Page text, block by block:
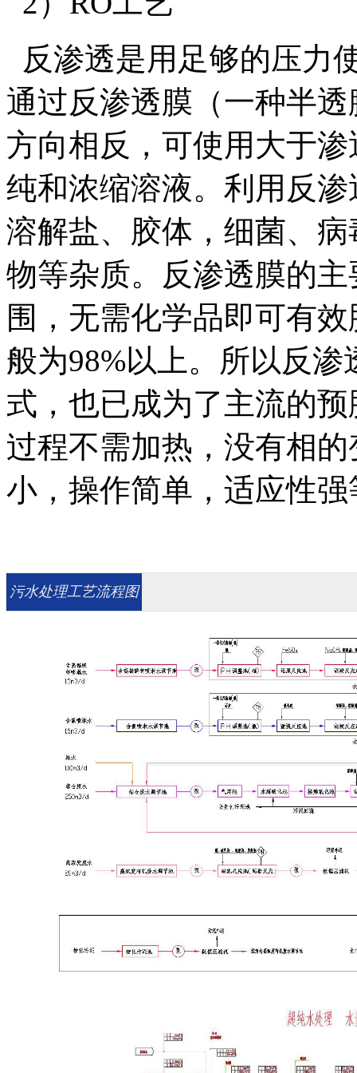
反渗透是用足够的压力
通过反渗透膜（一种半
方向相反，可使用大于
纯和浓缩溶液。利用反
溶解盐、胶体，细菌、
物等杂质。反渗透膜的
围，无需化学品即可有
般为98%以上。所以反
式，也已成为了主流的
过程不需加热，没有相
小，操作简单，适应性
污水处理工艺流程图